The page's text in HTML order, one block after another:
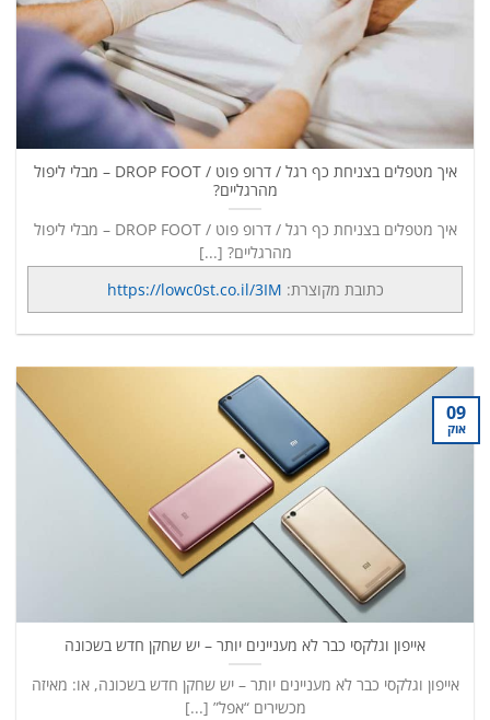
איך מטפלים בצניחת כף רגל / דרופ פוט / DROP FOOT – מבלי ליפול
מהרגליים?
איך מטפלים בצניחת כף רגל / דרופ פוט / DROP FOOT – מבלי ליפול
מהרגליים? [...]
כתובת מקוצרת: https://lowc0st.co.il/3IM
אייפון וגלקסי כבר לא מעניינים יותר – יש שחקן חדש בשכונה
אייפון וגלקסי כבר לא מעניינים יותר – יש שחקן חדש בשכונה, או: מאיזה
מכשירים “אפל” [...]
09
אוק